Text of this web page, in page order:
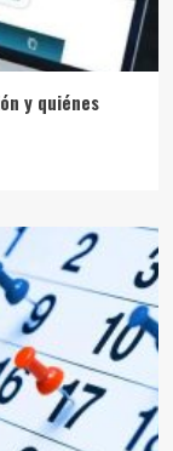
y quiénes